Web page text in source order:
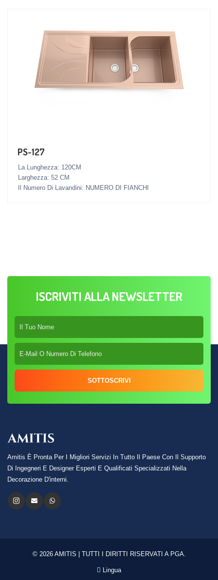
PS-127
La Lunghezza: 120CM
Larghezza: 52 CM
Il Numero Di Lavandini: NUMERO DI FIANCHI
ISCRIVITI ALLA NEWSLETTER
SOTTOSCRIVI
Amitis È Pronta Per I Migliori Servizi In Tutto Il Paese Con Il Supporto
Di Ingegneri E Designer Esperti E Qualificati Specializzati Nella
Decorazione D'interni.
© 2026 AMITIS | TUTTI I DIRITTI RISERVATI A PGA.
Lingua